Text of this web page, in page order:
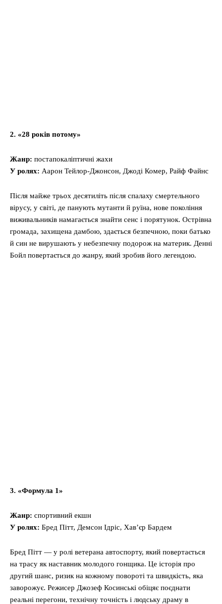
2. «28 років потому»
Жанр: постапокаліптичні жахи
У ролях: Аарон Тейлор-Джонсон, Джоді Комер, Райф Файнс
Після майже трьох десятиліть після спалаху смертельного
вірусу, у світі, де панують мутанти й руїна, нове покоління
виживальників намагається знайти сенс і порятунок. Острівна
громада, захищена дамбою, здається безпечною, поки батько
й син не вирушають у небезпечну подорож на материк. Денні
Бойл повертається до жанру, який зробив його легендою.
3. «Формула 1»
Жанр: спортивний екшн
У ролях: Бред Пітт, Демсон Ідріс, Хав’єр Бардем
Бред Пітт — у ролі ветерана автоспорту, який повертається
на трасу як наставник молодого гонщика. Це історія про
другий шанс, ризик на кожному повороті та швидкість, яка
заворожує. Режисер Джозеф Косинські обіцяє поєднати
реальні перегони, технічну точність і людську драму в